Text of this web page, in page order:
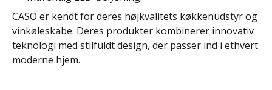
CASO er kendt for deres højkvalitets køkkenudstyr og
vinkøleskabe. Deres produkter kombinerer innovativ
teknologi med stilfuldt design, der passer ind i ethvert
moderne hjem.